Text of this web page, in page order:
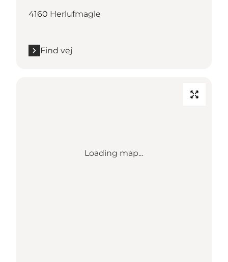
4160 Herlufmagle
Find vej
Loading map...